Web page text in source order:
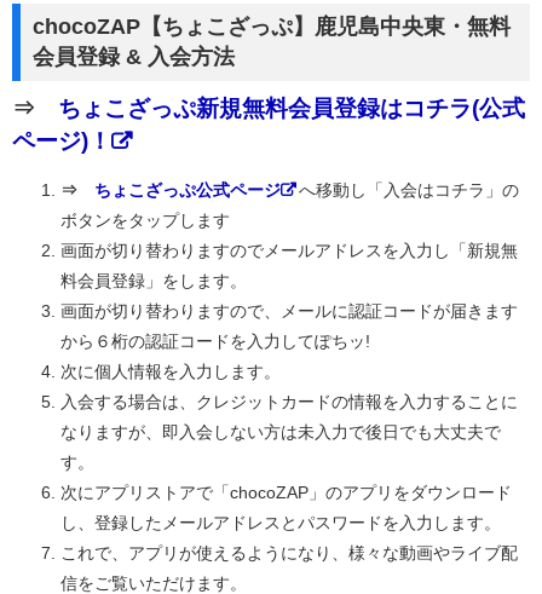
chocoZAP【ちょこざっぷ】鹿児島中央東・無料
会員登録 & 入会方法
⇒ ちょこざっぷ新規無料会員登録はコチラ(公式
ページ)！
⇒ ちょこざっぷ公式ページ
へ移動し「入会はコチラ」の
ボタンをタップします
画面が切り替わりますのでメールアドレスを入力し「新規無
料会員登録」をします。
画面が切り替わりますので、メールに認証コードが届きます
から６桁の認証コードを入力してぽちッ!
次に個人情報を入力します。
入会する場合は、クレジットカードの情報を入力することに
なりますが、即入会しない方は未入力で後日でも大丈夫で
す。
次にアプリストアで「chocoZAP」のアプリをダウンロード
し、登録したメールアドレスとパスワードを入力します。
これで、アプリが使えるようになり、様々な動画やライブ配
信をご覧いただけます。